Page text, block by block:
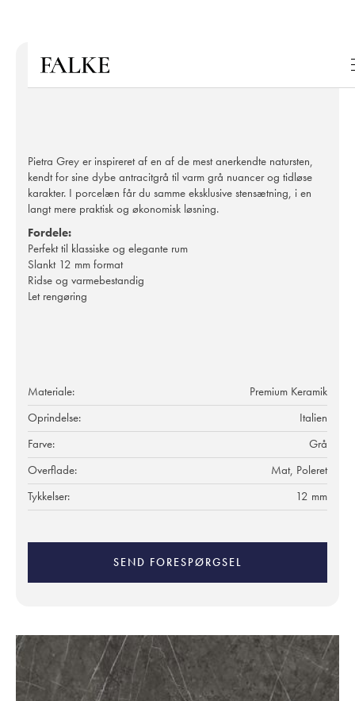
Pietra Grey er inspireret af en af de mest anerkendte natursten,
kendt for sine dybe antracitgrå til varm grå nuancer og tidløse
karakter. I porcelæn får du samme eksklusive stensætning, i en
langt mere praktisk og økonomisk løsning.
Fordele:
Perfekt til klassiske og elegante rum
Slankt 12 mm format
Ridse og varmebestandig
Let rengøring
Materiale:
Premium Keramik
Oprindelse:
Italien
Farve:
Grå
Overflade:
Mat, Poleret
Tykkelser:
12 mm
SEND FORESPØRGSEL